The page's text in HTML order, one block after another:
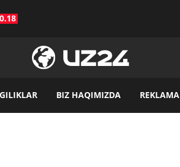
BIZ HAQIMIZDA REKLAMA